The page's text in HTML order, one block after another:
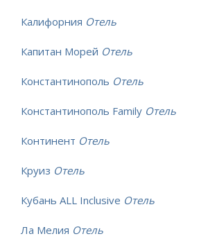
Калифорния Отель
Капитан Морей Отель
Константинополь Отель
Константинополь Family Отель
Континент Отель
Круиз Отель
Кубань ALL Inclusive Отель
Ла Мелия Отель